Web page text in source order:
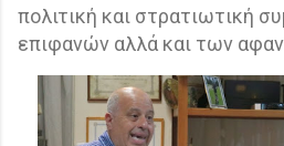
πολιτική και στρατιωτική
επιφανών αλλά και των